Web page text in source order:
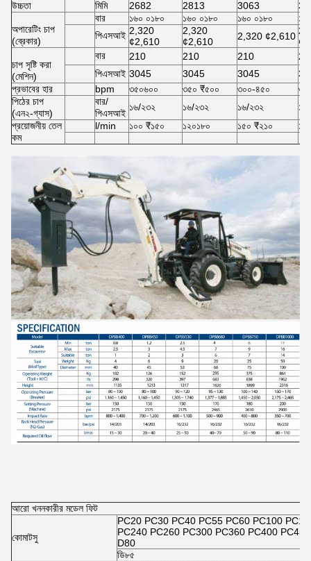
উচ্চতা মিমি 2682 2813 3063
অপারেটিং চাপ
(ব্রেকার)
বার ১৬০ ০১৮০ ১৬০ ০১৮০ ১৬০ ০১৮০
পিএসআই 2,320
¢2,610
2,320
¢2,610
2,320 ¢2,610
চাপ সৃষ্টি করা
(মেশিন)
বার 210 210 210
পিএসআই 3045 3045 3045
প্রভাবের হার
bpm ৩৫০৬০০ ৩৫০ ₹৫০০ ৩০০-৪৫০
পিঠের চাপ
(এন২-গ্যাস)
বার/
পিএসআই
১৬/২৩২ ১৬/২৩২ ১৬/২৩২
প্রয়োজনীয় তেল
কম
l/min ১০০ ₹১৫০ ১২০১৮০ ১৫০ ₹২১০
আরো খননকারীর মডেল ফিট
কোমাটসু
PC20 PC30 PC40 PC55 PC60 PC100
PC240 PC260 PC300 PC360 PC400
D80
ডি৮৫